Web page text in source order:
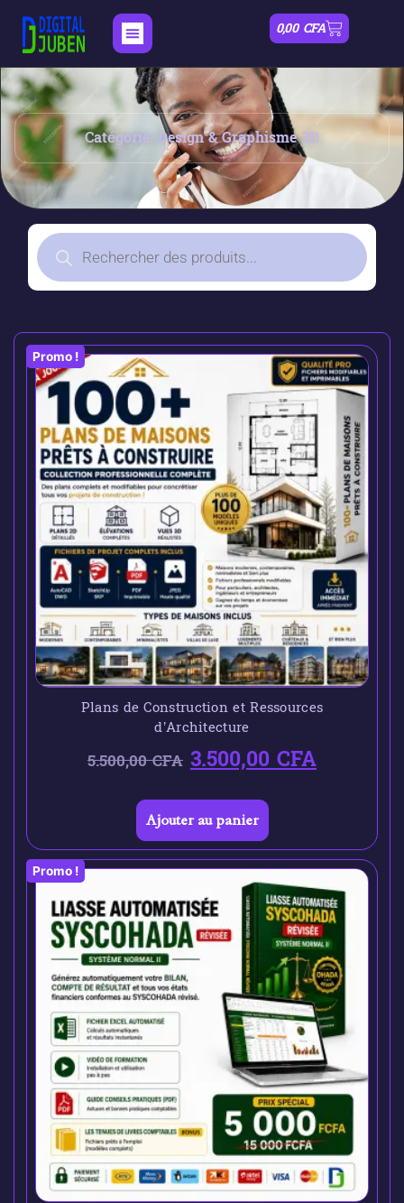
0,00 CFA
Catégorie: Design & Graphisme 3D
Promo !
Plans de Construction et Ressources
d’Architecture
5.500,00CFA 3.500,00CFA
Ajouter au panier
Promo !